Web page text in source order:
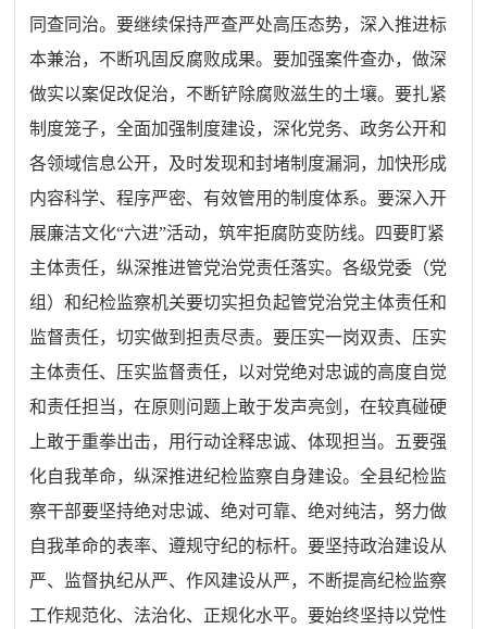
同查同治。要继续保持严查严处高压态势，深入推进标
本兼治，不断巩固反腐败成果。要加强案件查办，做深
做实以案促改促治，不断铲除腐败滋生的土壤。要扎紧
制度笼子，全面加强制度建设，深化党务、政务公开和
各领域信息公开，及时发现和封堵制度漏洞，加快形成
内容科学、程序严密、有效管用的制度体系。要深入开
展廉洁文化“六进”活动，筑牢拒腐防变防线。四要盯紧
主体责任，纵深推进管党治党责任落实。各级党委（党
组）和纪检监察机关要切实担负起管党治党主体责任和
监督责任，切实做到担责尽责。要压实一岗双责、压实
主体责任、压实监督责任，以对党绝对忠诚的高度自觉
和责任担当，在原则问题上敢于发声亮剑，在较真碰硬
上敢于重拳出击，用行动诠释忠诚、体现担当。五要强
化自我革命，纵深推进纪检监察自身建设。全县纪检监
察干部要坚持绝对忠诚、绝对可靠、绝对纯洁，努力做
自我革命的表率、遵规守纪的标杆。要坚持政治建设从
严、监督执纪从严、作风建设从严，不断提高纪检监察
工作规范化、法治化、正规化水平。要始终坚持以党性